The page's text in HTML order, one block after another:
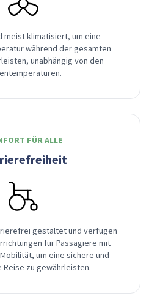
meist klimatisiert, um eine
während der gesamten
unabhängig von den
FÜR ALLE
gestaltet und verfügen
für Passagiere mit
um eine sichere und
zu gewährleisten.